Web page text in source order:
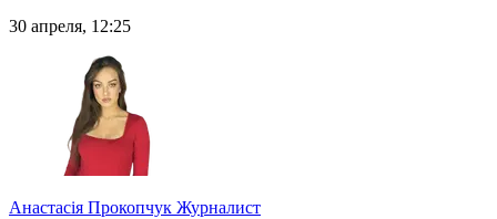
30 апреля, 12:25
Анастасія Прокопчук Журналист